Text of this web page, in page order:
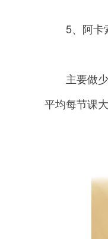
5、阿卡
主要做少
平均每节课